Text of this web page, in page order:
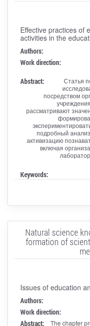
Effective practices of
activities in the
Authors:
Work direction:
Abstract:
Статья
посредством
рассматривают
подробный
активизацию
включая
Keywords:
Natural science
formation of
Issues of education
Authors:
Work direction:
Abstract:
The chapter